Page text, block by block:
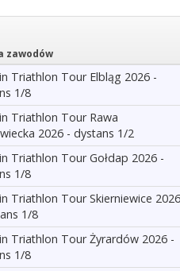
zawodów
Triathlon Tour Elbląg 2026 -
1/8
Triathlon Tour Rawa
2026 - dystans 1/2
Triathlon Tour Gołdap 2026 -
1/8
Triathlon Tour Skierniewice 2026
1/8
Triathlon Tour Żyrardów 2026 -
1/8